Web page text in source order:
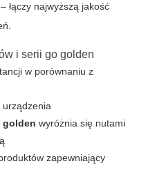
łączy najwyższą jakość
i serii go golden
w porównaniu z
urządzenia
golden wyróżnia się nutami
zapewniający